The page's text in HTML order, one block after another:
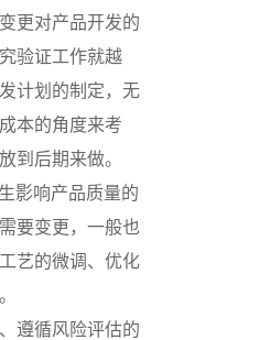
更对产品开发的
验证工作就越
计划的制定，无
本的角度来考
到后期来做。
影响产品质量的
要变更，一般也
艺的微调、优化
遵循风险评估的